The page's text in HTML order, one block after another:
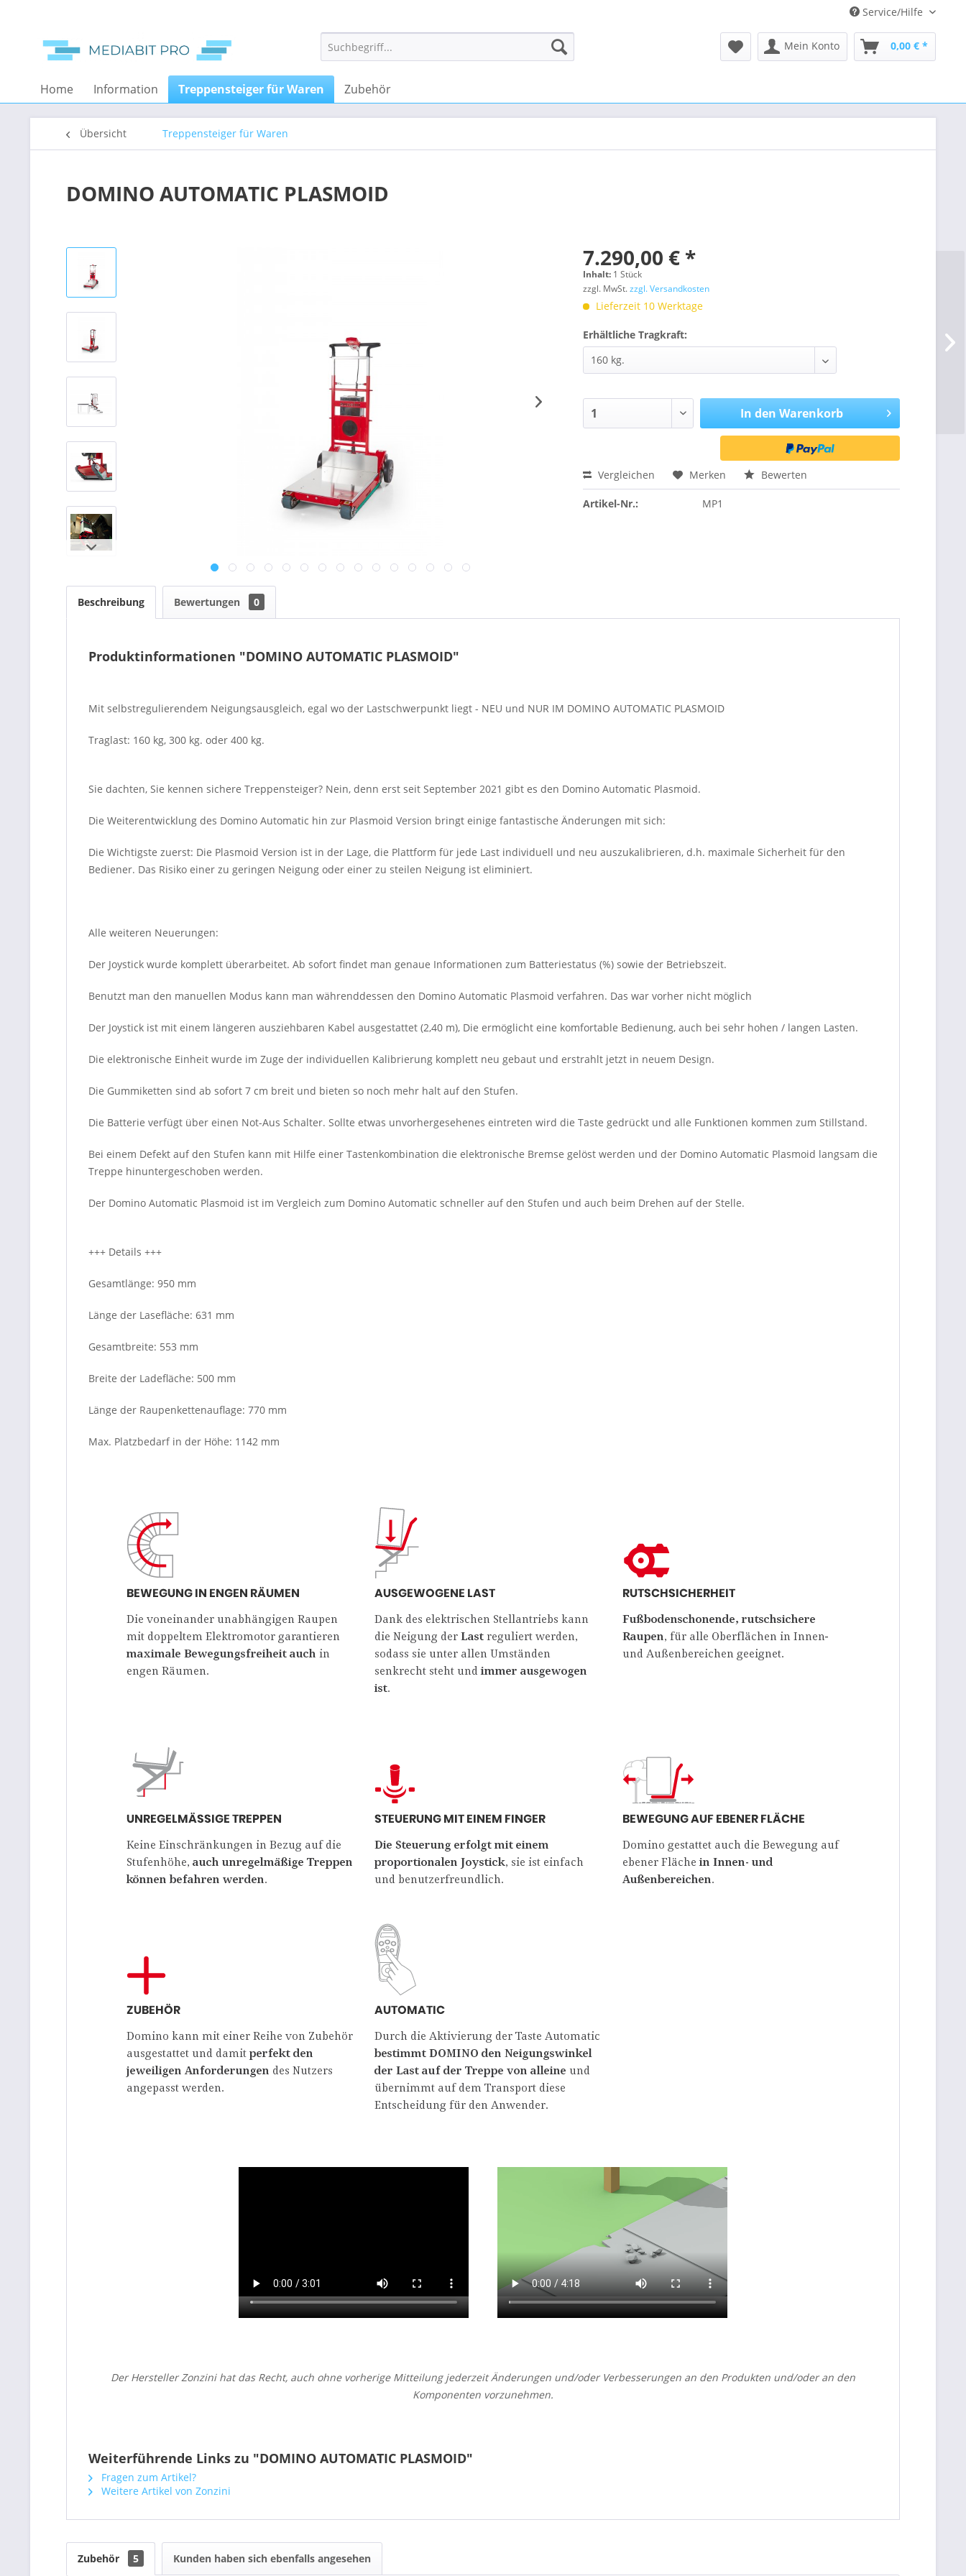
Service/Hilfe
Mein Konto 0,00 € *
Home Information Treppensteiger für Waren Zubehör
Übersicht Treppensteiger für Waren
DOMINO AUTOMATIC PLASMOID
7.290,00 € *
Inhalt: 1 Stück
zzgl. MwSt.zzgl. Versandkosten
Lieferzeit 10 Werktage
Erhältliche Tragkraft:
In den Warenkorb
Vergleichen Merken Bewerten
Artikel-Nr.: MP1
Beschreibung Bewertungen 0
Produktinformationen "DOMINO AUTOMATIC PLASMOID"
Mit selbstregulierendem Neigungsausgleich, egal wo der Lastschwerpunkt liegt - NEU und NUR IM DOMINO AUTOMATIC PLASMOID
Traglast: 160 kg, 300 kg. oder 400 kg.
Sie dachten, Sie kennen sichere Treppensteiger? Nein, denn erst seit September 2021 gibt es den Domino Automatic Plasmoid.
Die Weiterentwicklung des Domino Automatic hin zur Plasmoid Version bringt einige fantastische Änderungen mit sich:
Die Wichtigste zuerst: Die Plasmoid Version ist in der Lage, die Plattform für jede Last individuell und neu auszukalibrieren, d.h. maximale Sicherheit für den
Bediener. Das Risiko einer zu geringen Neigung oder einer zu steilen Neigung ist eliminiert.
Alle weiteren Neuerungen:
Der Joystick wurde komplett überarbeitet. Ab sofort findet man genaue Informationen zum Batteriestatus (%) sowie der Betriebszeit.
Benutzt man den manuellen Modus kann man währenddessen den Domino Automatic Plasmoid verfahren. Das war vorher nicht möglich
Der Joystick ist mit einem längeren ausziehbaren Kabel ausgestattet (2,40 m), Die ermöglicht eine komfortable Bedienung, auch bei sehr hohen / langen Lasten.
Die elektronische Einheit wurde im Zuge der individuellen Kalibrierung komplett neu gebaut und erstrahlt jetzt in neuem Design.
Die Gummiketten sind ab sofort 7 cm breit und bieten so noch mehr halt auf den Stufen.
Die Batterie verfügt über einen Not-Aus Schalter. Sollte etwas unvorhergesehenes eintreten wird die Taste gedrückt und alle Funktionen kommen zum Stillstand.
Bei einem Defekt auf den Stufen kann mit Hilfe einer Tastenkombination die elektronische Bremse gelöst werden und der Domino Automatic Plasmoid langsam die
Treppe hinuntergeschoben werden.
Der Domino Automatic Plasmoid ist im Vergleich zum Domino Automatic schneller auf den Stufen und auch beim Drehen auf der Stelle.
+++ Details +++
Gesamtlänge: 950 mm
Länge der Lasefläche: 631 mm
Gesamtbreite: 553 mm
Breite der Ladefläche: 500 mm
Länge der Raupenkettenauflage: 770 mm
Max. Platzbedarf in der Höhe: 1142 mm
Der Hersteller Zonzini hat das Recht, auch ohne vorherige Mitteilung jederzeit Änderungen und/oder Verbesserungen an den Produkten und/oder an den
Komponenten vorzunehmen.
Weiterführende Links zu "DOMINO AUTOMATIC PLASMOID"
Fragen zum Artikel?
Weitere Artikel von Zonzini
Zubehör 5 Kunden haben sich ebenfalls angesehen